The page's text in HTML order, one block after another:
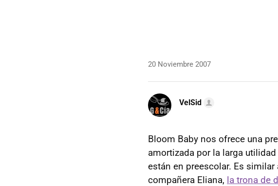
20 Noviembre 2007
VelSid
Bloom Baby nos ofrece una
amortizada por la larga
están en preescolar. Es
compañera Eliana, la trona de